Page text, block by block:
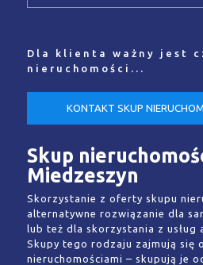
Dla klienta ważny jest
nieruchomości...
KONTAKT SKUP
Skup
Miedzeszyn
Skorzystanie z oferty skupu
alternatywne rozwiązanie dla
lub też dla skorzystania z usług
Skupy tego rodzaju zajmują się
nieruchomościami – skupują je